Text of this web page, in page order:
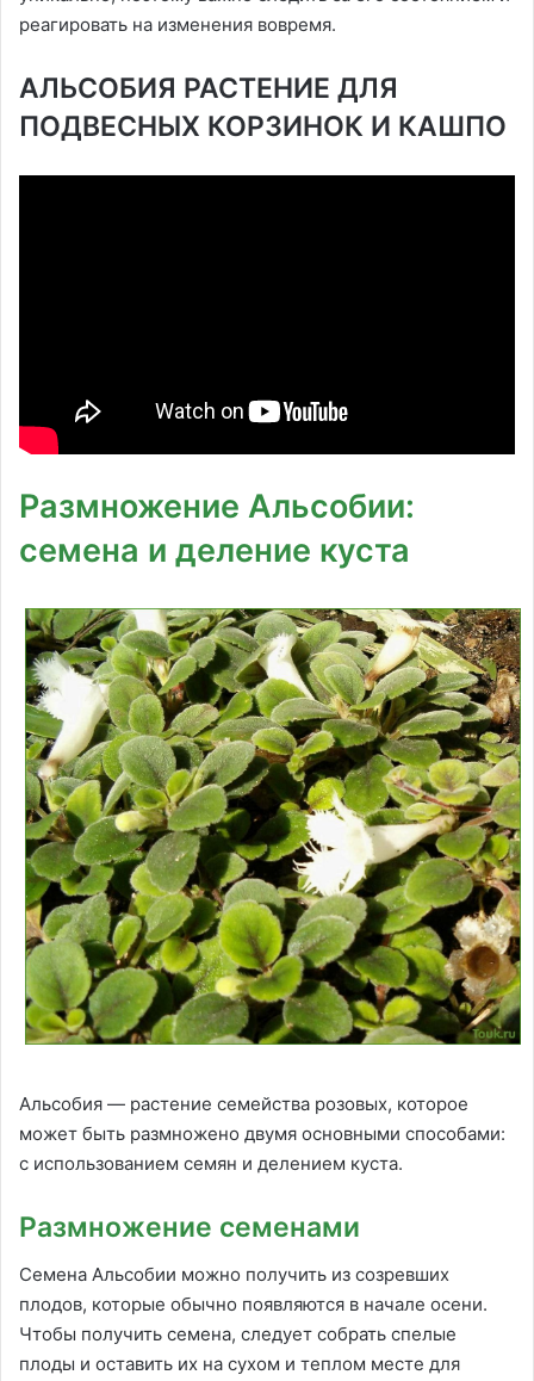
реагировать на изменения вовремя.
АЛЬСОБИЯ РАСТЕНИЕ ДЛЯ
ПОДВЕСНЫХ КОРЗИНОК И КАШПО
Размножение Альсобии:
семена и деление куста
Альсобия — растение семейства розовых, которое
может быть размножено двумя основными способами:
с использованием семян и делением куста.
Размножение семенами
Семена Альсобии можно получить из созревших
плодов, которые обычно появляются в начале осени.
Чтобы получить семена, следует собрать спелые
плоды и оставить их на сухом и теплом месте для